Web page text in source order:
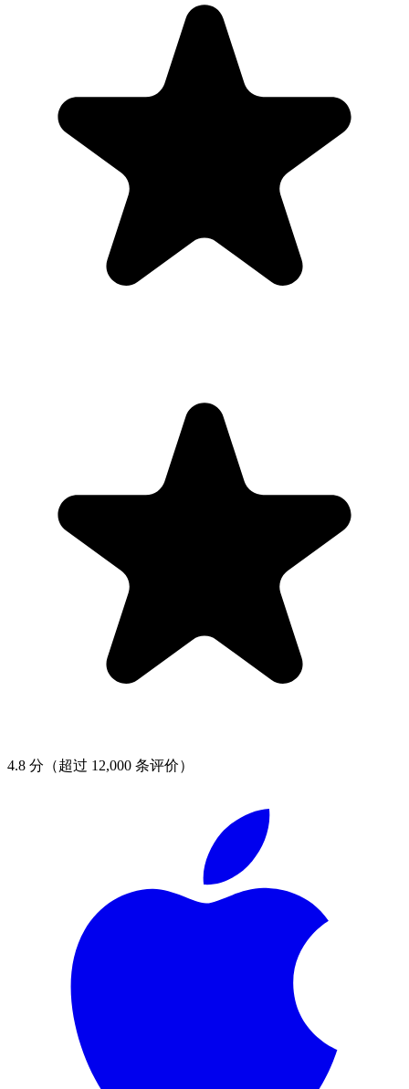
4.8 分 （超过 12,000 条评价）